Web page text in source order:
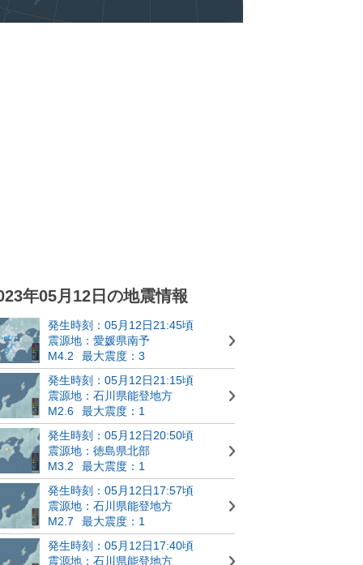
年05月12日の地震情報
発生時刻：05月12日21:45頃
震源地：愛媛県南予
M4.2
最大震度：3
発生時刻：05月12日21:15頃
震源地：石川県能登地方
M2.6
最大震度：1
発生時刻：05月12日20:50頃
震源地：徳島県北部
M3.2
最大震度：1
発生時刻：05月12日17:57頃
震源地：石川県能登地方
M2.7
最大震度：1
発生時刻：05月12日17:40頃
震源地：石川県能登地方